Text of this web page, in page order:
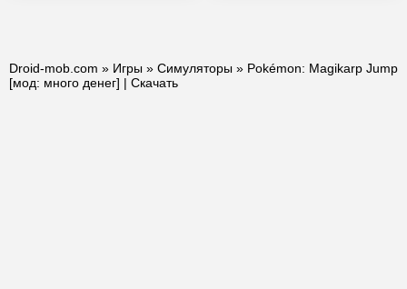
Droid-mob.com » Игры » Симуляторы » Pokémon: Magikarp Jump
[мод: много денег] | Скачать